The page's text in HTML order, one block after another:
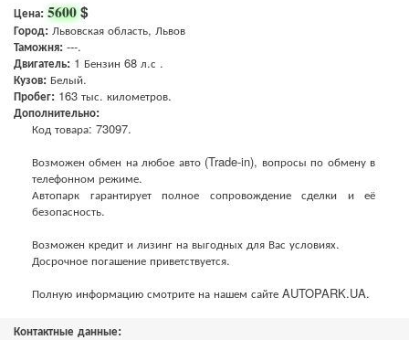
Цена: 5600$
Город: Львовская область, Львов
Таможня: ---.
Двигатель: 1 Бензин 68 л.с .
Кузов: Белый.
Пробег: 163 тыс. километров.
Дополнительно:
Код товара: 73097.
Возможен обмен на любое авто (Trade-in), вопросы по обмену в
телефонном режиме.
Автопарк гарантирует полное сопровождение сделки и её
безопасность.
Возможен кредит и лизинг на выгодных для Вас условиях.
Досрочное погашение приветствуется.
Полную информацию смотрите на нашем сайте AUTOPARK.UA.
Контактные данные: